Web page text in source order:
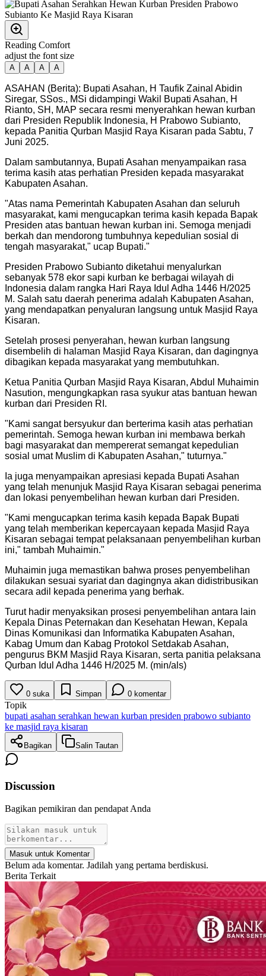
Reading Comfort
adjust the font size
A A A A
ASAHAN (Berita): Bupati Asahan, H Taufik Zainal Abidin
Siregar, SSos., MSi didampingi Wakil Bupati Asahan, H
Rianto, SH, MAP secara resmi menyerahkan hewan kurban
dari Presiden Republik Indonesia, H Prabowo Subianto,
kepada Panitia Qurban Masjid Raya Kisaran pada Sabtu, 7
Juni 2025.
Dalam sambutannya, Bupati Asahan menyampaikan rasa
terima kasih atas perhatian Presiden kepada masyarakat
Kabupaten Asahan.
"Atas nama Pemerintah Kabupaten Asahan dan seluruh
masyarakat, kami mengucapkan terima kasih kepada Bapak
Presiden atas bantuan hewan kurban ini. Semoga menjadi
berkah dan mendorong tumbuhnya kepedulian sosial di
tengah masyarakat," ucap Bupati."
Presiden Prabowo Subianto diketahui menyalurkan
sebanyak 578 ekor sapi kurban ke berbagai wilayah di
Indonesia dalam rangka Hari Raya Idul Adha 1446 H/2025
M. Salah satu daerah penerima adalah Kabupaten Asahan,
yang mendapatkan penyaluran langsung untuk Masjid Raya
Kisaran.
Setelah prosesi penyerahan, hewan kurban langsung
disembelih di halaman Masjid Raya Kisaran, dan dagingnya
dibagikan kepada masyarakat yang membutuhkan.
Ketua Panitia Qurban Masjid Raya Kisaran, Abdul Muhaimin
Nasution, mengungkapkan rasa syukur atas bantuan hewan
kurban dari Presiden RI.
"Kami sangat bersyukur dan berterima kasih atas perhatian
pemerintah. Semoga hewan kurban ini membawa berkah
bagi masyarakat dan mempererat semangat kepedulian
sosial umat Muslim di Kabupaten Asahan," tuturnya."
Ia juga menyampaikan apresiasi kepada Bupati Asahan
yang telah menunjuk Masjid Raya Kisaran sebagai penerima
dan lokasi penyembelihan hewan kurban dari Presiden.
"Kami mengucapkan terima kasih kepada Bapak Bupati
yang telah memberikan kepercayaan kepada Masjid Raya
Kisaran sebagai tempat pelaksanaan penyembelihan kurban
ini," tambah Muhaimin."
Muhaimin juga memastikan bahwa proses penyembelihan
dilakukan sesuai syariat dan dagingnya akan didistribusikan
secara adil kepada penerima yang berhak.
Turut hadir menyaksikan prosesi penyembelihan antara lain
Kepala Dinas Peternakan dan Kesehatan Hewan, Kepala
Dinas Komunikasi dan Informatika Kabupaten Asahan,
Kabag Umum dan Kabag Protokol Setdakab Asahan,
pengurus BKM Masjid Raya Kisaran, serta panitia pelaksana
Qurban Idul Adha 1446 H/2025 M. (min/als)
0 suka Simpan 0 komentar
Topik
bupati asahan serahkan hewan kurban presiden prabowo subianto
ke masjid raya kisaran
Bagikan Salin Tautan
Discussion
Bagikan pemikiran dan pendapat Anda
Masuk untuk Komentar
Belum ada komentar. Jadilah yang pertama berdiskusi.
Berita Terkait